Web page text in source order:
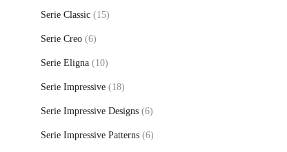
Serie Classic (15)
Serie Creo (6)
Serie Eligna (10)
Serie Impressive (18)
Serie Impressive Designs (6)
Serie Impressive Patterns (6)